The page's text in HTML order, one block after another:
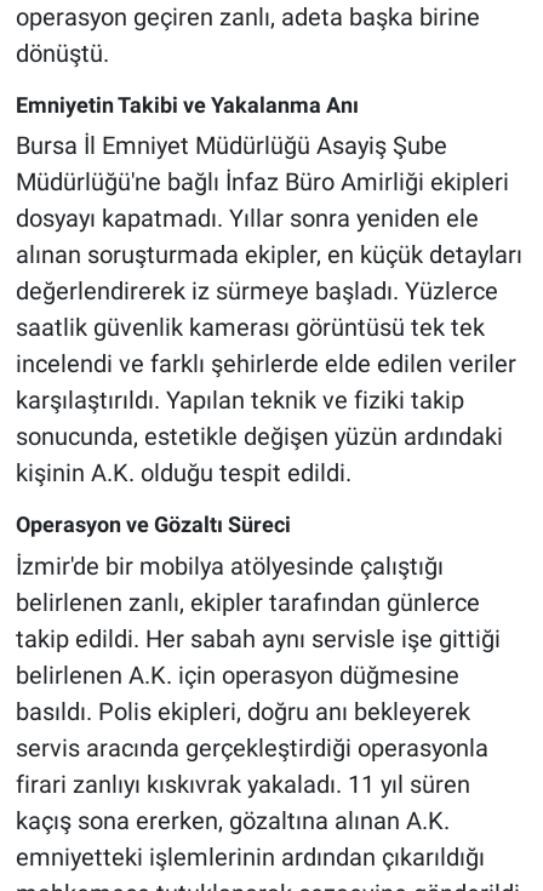
operasyon geçiren zanlı, adeta başka birine
dönüştü.
Emniyetin Takibi ve Yakalanma Anı
Bursa İl Emniyet Müdürlüğü Asayiş Şube
Müdürlüğü'ne bağlı İnfaz Büro Amirliği ekipleri
dosyayı kapatmadı. Yıllar sonra yeniden ele
alınan soruşturmada ekipler, en küçük detayları
değerlendirerek iz sürmeye başladı. Yüzlerce
saatlik güvenlik kamerası görüntüsü tek tek
incelendi ve farklı şehirlerde elde edilen veriler
karşılaştırıldı. Yapılan teknik ve fiziki takip
sonucunda, estetikle değişen yüzün ardındaki
kişinin A.K. olduğu tespit edildi.
Operasyon ve Gözaltı Süreci
İzmir'de bir mobilya atölyesinde çalıştığı
belirlenen zanlı, ekipler tarafından günlerce
takip edildi. Her sabah aynı servisle işe gittiği
belirlenen A.K. için operasyon düğmesine
basıldı. Polis ekipleri, doğru anı bekleyerek
servis aracında gerçekleştirdiği operasyonla
firari zanlıyı kıskıvrak yakaladı. 11 yıl süren
kaçış sona ererken, gözaltına alınan A.K.
emniyetteki işlemlerinin ardından çıkarıldığı